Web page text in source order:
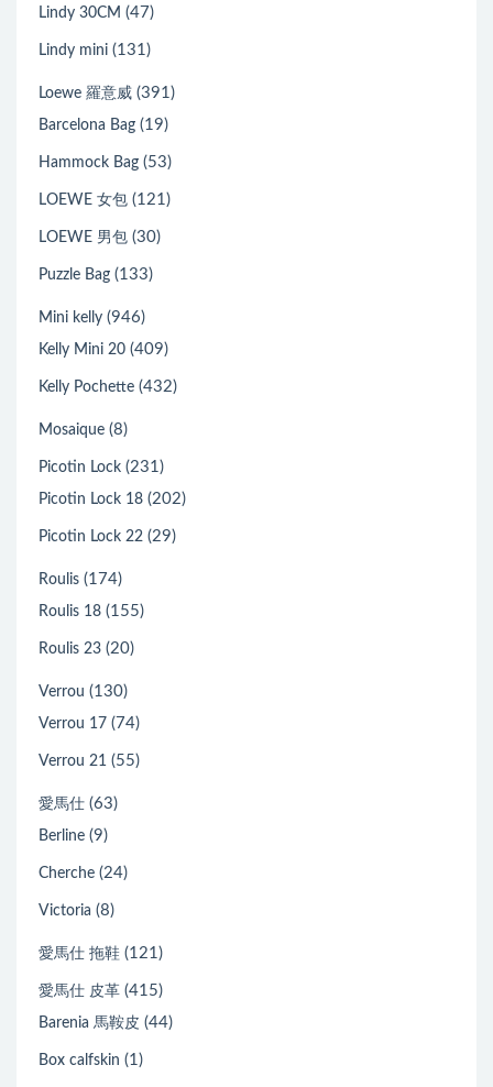
Lindy 30CM (47)
Lindy mini (131)
Loewe 羅意威 (391)
Barcelona Bag (19)
Hammock Bag (53)
LOEWE 女包 (121)
LOEWE 男包 (30)
Puzzle Bag (133)
Mini kelly (946)
Kelly Mini 20 (409)
Kelly Pochette (432)
Mosaique (8)
Picotin Lock (231)
Picotin Lock 18 (202)
Picotin Lock 22 (29)
Roulis (174)
Roulis 18 (155)
Roulis 23 (20)
Verrou (130)
Verrou 17 (74)
Verrou 21 (55)
愛馬仕 (63)
Berline (9)
Cherche (24)
Victoria (8)
愛馬仕 拖鞋 (121)
愛馬仕 皮革 (415)
Barenia 馬鞍皮 (44)
Box calfskin (1)